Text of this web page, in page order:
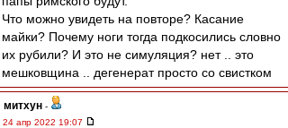
Что можно увидеть на повторе? Касание
майки? Почему ноги тогда подкосились словно
их рубили? И это не симуляция? нет .. это
мешковщина .. дегенерат просто со свистком
митхун -
24 апр 2022 19:07